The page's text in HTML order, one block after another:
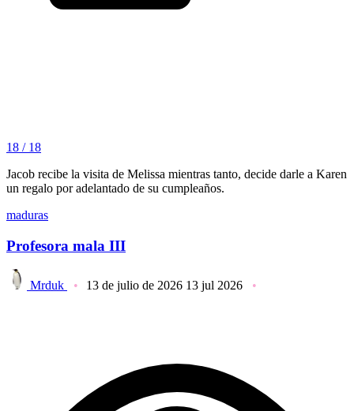
18 / 18
Jacob recibe la visita de Melissa mientras tanto, decide darle a Karen
un regalo por adelantado de su cumpleaños.
maduras
Profesora mala III
Mrduk 13 de julio de 2026 13 jul 2026